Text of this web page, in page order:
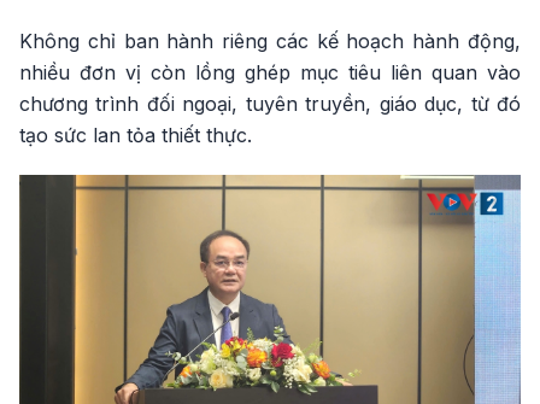
Không chỉ ban hành riêng các kế hoạch hành động,
nhiều đơn vị còn lồng ghép mục tiêu liên quan vào
chương trình đối ngoại, tuyên truyền, giáo dục, từ đó
tạo sức lan tỏa thiết thực.